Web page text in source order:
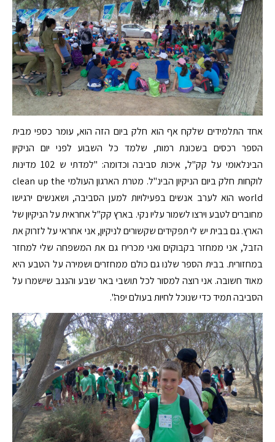
אחד התלמידים שלקח אף הוא חלק ביום הזה הוא, עומר כספי מבית
הספר רכסים בשכונת רמות, שלמד כל השבוע לפני יום הניקיון
הבינלאומי על קק"ל, איכות סביבה וכדומה: "למדתי ש 102 מדינות
לוקחות חלק ביום הניקיון הבינ"ל. מטרת הארגון העולמי clean up the
world הוא לערב אנשים בפעילויות למען הסביבה, ושאנשים ירגישו
מחוברים לטבע וירצו לשמור עליו נקי. בארץ קק"ל אחראית על הניקיון של
הארץ. גם בבית יש לי תפקידים שקשורים לניקיון, אני אחראי על לזרוק את
הזבל, אני ממחזר בקבוקים ואני מכריח גם את המשפחה שלי למחזר
במחזורית. בבית הספר שלנו גם כולם ממחזרים ושמירה על הטבע היא
מאוד חשובה. אני רוצה למסור לכל תושבי באר שבע והנגב שישמרו על
הסביבה תמיד כדי שנוכל לחיות בעולם יפה".